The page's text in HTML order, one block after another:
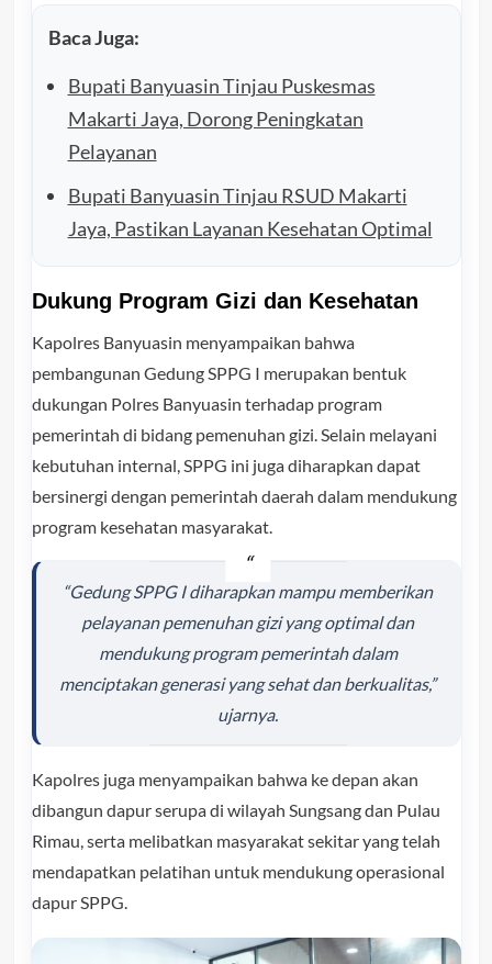
Baca Juga:
Bupati Banyuasin Tinjau Puskesmas
Makarti Jaya, Dorong Peningkatan
Pelayanan
Bupati Banyuasin Tinjau RSUD Makarti
Jaya, Pastikan Layanan Kesehatan Optimal
Dukung Program Gizi dan Kesehatan
Kapolres Banyuasin menyampaikan bahwa
pembangunan Gedung SPPG I merupakan bentuk
dukungan Polres Banyuasin terhadap program
pemerintah di bidang pemenuhan gizi. Selain melayani
kebutuhan internal, SPPG ini juga diharapkan dapat
bersinergi dengan pemerintah daerah dalam mendukung
program kesehatan masyarakat.
“Gedung SPPG I diharapkan mampu memberikan
pelayanan pemenuhan gizi yang optimal dan
mendukung program pemerintah dalam
menciptakan generasi yang sehat dan berkualitas,”
ujarnya.
Kapolres juga menyampaikan bahwa ke depan akan
dibangun dapur serupa di wilayah Sungsang dan Pulau
Rimau, serta melibatkan masyarakat sekitar yang telah
mendapatkan pelatihan untuk mendukung operasional
dapur SPPG.